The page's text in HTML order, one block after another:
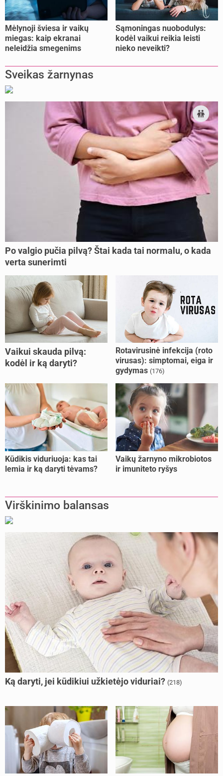
Mėlynoji šviesa ir vaikų
miegas: kaip ekranai
neleidžia smegenims
Sąmoningas nuobodulys:
kodėl vaikui reikia leisti
nieko neveikti?
Sveikas žarnynas
Po valgio pučia pilvą? Štai kada tai normalu, o kada
verta sunerimti
Vaikui skauda pilvą:
kodėl ir ką daryti?
Rotavirusinė infekcija (roto
virusas): simptomai, eiga ir
gydymas (176)
Kūdikis viduriuoja: kas tai
lemia ir ką daryti tėvams?
Vaikų žarnyno mikrobiotos
ir imuniteto ryšys
Virškinimo balansas
Ką daryti, jei kūdikiui užkietėjo viduriai? (218)